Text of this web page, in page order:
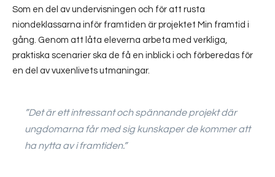
Som en del av undervisningen och för att rusta
niondeklassarna inför framtiden är projektet Min framtid i
gång. Genom att låta eleverna arbeta med verkliga,
praktiska scenarier ska de få en inblick i och förberedas för
en del av vuxenlivets utmaningar.
”Det är ett intressant och spännande projekt där
ungdomarna får med sig kunskaper de kommer att
ha nytta av i framtiden.”